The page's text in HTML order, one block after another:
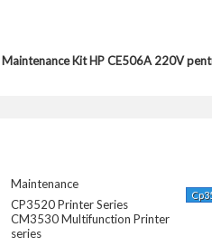
Maintenance Kit HP CE506A 220V
Maintenance
CP3520 Printer Series
CM3530 Multifunction Printer
series